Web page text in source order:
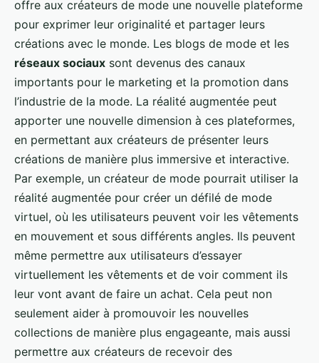
offre aux créateurs de mode une nouvelle plateforme
pour exprimer leur originalité et partager leurs
créations avec le monde. Les blogs de mode et les
réseaux sociaux sont devenus des canaux
importants pour le marketing et la promotion dans
l’industrie de la mode. La réalité augmentée peut
apporter une nouvelle dimension à ces plateformes,
en permettant aux créateurs de présenter leurs
créations de manière plus immersive et interactive.
Par exemple, un créateur de mode pourrait utiliser la
réalité augmentée pour créer un défilé de mode
virtuel, où les utilisateurs peuvent voir les vêtements
en mouvement et sous différents angles. Ils peuvent
même permettre aux utilisateurs d’essayer
virtuellement les vêtements et de voir comment ils
leur vont avant de faire un achat. Cela peut non
seulement aider à promouvoir les nouvelles
collections de manière plus engageante, mais aussi
permettre aux créateurs de recevoir des